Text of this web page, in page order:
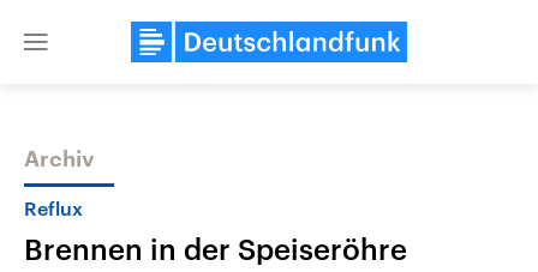
Close
Themen
Archiv
Reflux
Brennen in der Speiseröhre